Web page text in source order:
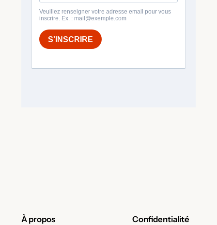
À propos Confidentialité